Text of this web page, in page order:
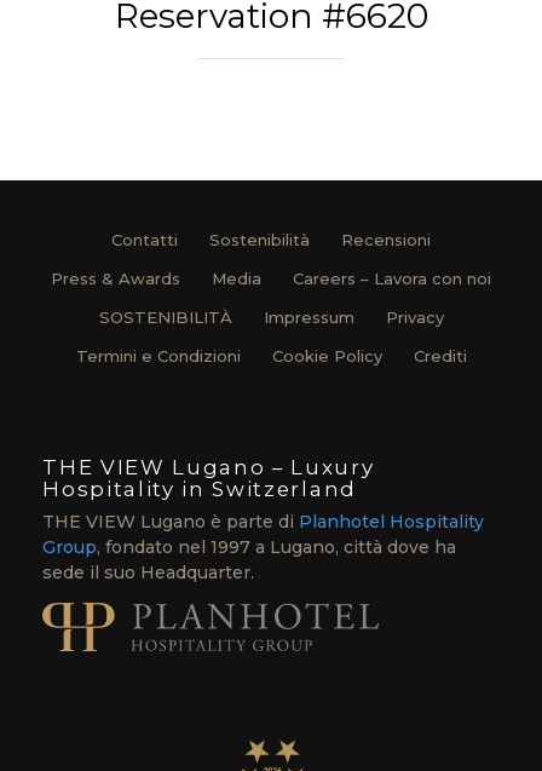
Reservation #6620
Contatti Sostenibilità
Recensioni
Press & Awards
Media
Careers – Lavora con noi
SOSTENIBILITÀ
Impressum
Privacy
Termini e Condizioni
Cookie Policy Crediti
THE VIEW Lugano – Luxury
Hospitality in Switzerland
THE VIEW Lugano è parte di Planhotel Hospitality
Group, fondato nel 1997 a Lugano, città dove ha
sede il suo Headquarter.